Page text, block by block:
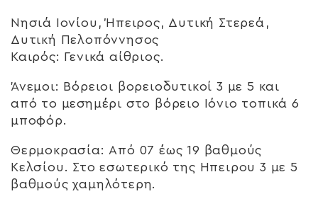
Νησιά Ιονίου, Ήπειρος, Δυτική Στερεά,
Δυτική Πελοπόννησος
Καιρός: Γενικά αίθριος.
Άνεμοι: Βόρειοι βορειοδυτικοί 3 με 5 και
από το μεσημέρι στο βόρειο Ιόνιο τοπικά 6
μποφόρ.
Θερμοκρασία: Από 07 έως 19 βαθμούς
Κελσίου. Στο εσωτερικό της Ηπειρου 3 με 5
βαθμούς χαμηλότερη.